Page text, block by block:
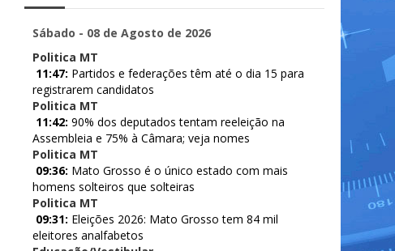
Sábado - 08 de Agosto de 2026
Politica MT
11:47: Partidos e federações têm até o dia 15 para
registrarem candidatos
Politica MT
11:42: 90% dos deputados tentam reeleição na
Assembleia e 75% à Câmara; veja nomes
Politica MT
09:36: Mato Grosso é o único estado com mais
homens solteiros que solteiras
Politica MT
09:31: Eleições 2026: Mato Grosso tem 84 mil
eleitores analfabetos